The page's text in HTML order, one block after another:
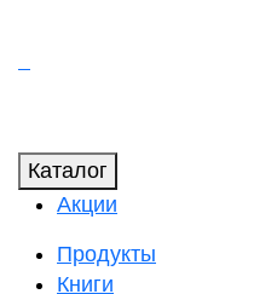
Каталог
Акции
Продукты
Книги